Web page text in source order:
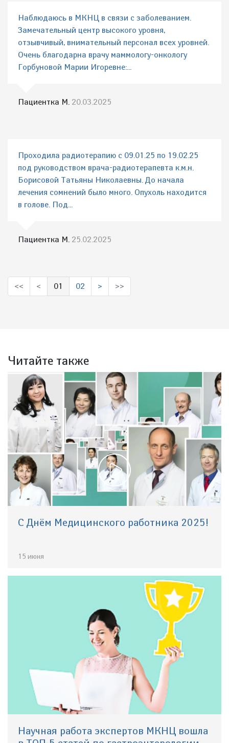
Наблюдаюсь в МКНЦ в связи с заболеванием.
Замечательный центр высокого уровня,
отзывчивый, внимательный персонал всех уровней.
Очень благодарна врачу маммологу-онкологу
Горбуновой Марии Игоревне:...
Пациентка М. 20.03.2025
Проходила радиотерапию с 09.01.25 по 19.02.25
под руководством врача-радиотерапевта к.м.н.
Борисовой Татьяны Николаевны. До начала
лечения сомнений было много. Опухоль находится
в голове. Под...
Пациентка М. 25.02.2025
<< <
01
02 > >>
Читайте также
С Днём Медицинского работника 2025!
15 июня
Научная работа экспертов МКНЦ вошла